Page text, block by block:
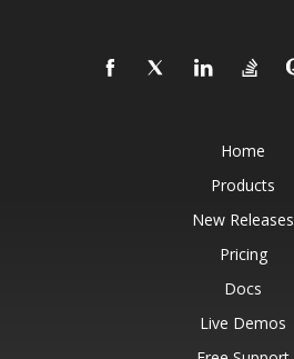
Home
Products
New Releases
Pricing
Docs
Live Demos